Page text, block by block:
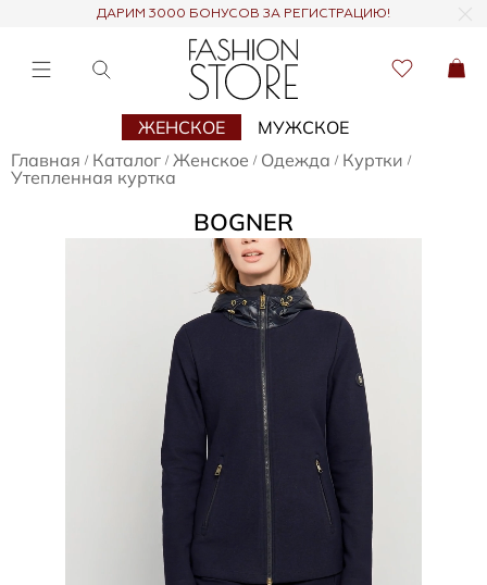
ДАРИМ 3000 БОНУСОВ ЗА РЕГИСТРАЦИЮ!
ЖЕНСКОЕ
МУЖСКОЕ
Главная / Каталог / Женское / Одежда / Куртки /
Утепленная куртка
BOGNER